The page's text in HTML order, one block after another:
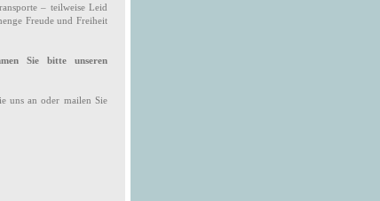
– teilweise Leid
Freude und Freiheit
Sie bitte unseren
uns an oder mailen Sie